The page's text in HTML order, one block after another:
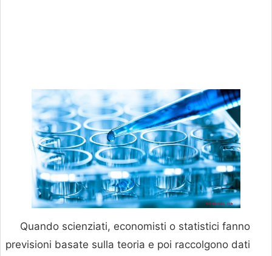
Quando scienziati, economisti o statistici fanno
previsioni basate sulla teoria e poi raccolgono dati